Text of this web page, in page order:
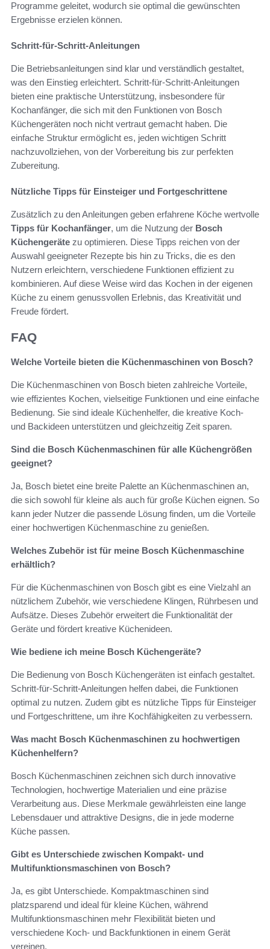
Programme geleitet, wodurch sie optimal die gewünschten
Ergebnisse erzielen können.
Schritt-für-Schritt-Anleitungen
Die Betriebsanleitungen sind klar und verständlich gestaltet,
was den Einstieg erleichtert. Schritt-für-Schritt-Anleitungen
bieten eine praktische Unterstützung, insbesondere für
Kochanfänger, die sich mit den Funktionen von Bosch
Küchengeräten noch nicht vertraut gemacht haben. Die
einfache Struktur ermöglicht es, jeden wichtigen Schritt
nachzuvollziehen, von der Vorbereitung bis zur perfekten
Zubereitung.
Nützliche Tipps für Einsteiger und Fortgeschrittene
Zusätzlich zu den Anleitungen geben erfahrene Köche wertvolle
Tipps für Kochanfänger, um die Nutzung der Bosch
Küchengeräte zu optimieren. Diese Tipps reichen von der
Auswahl geeigneter Rezepte bis hin zu Tricks, die es den
Nutzern erleichtern, verschiedene Funktionen effizient zu
kombinieren. Auf diese Weise wird das Kochen in der eigenen
Küche zu einem genussvollen Erlebnis, das Kreativität und
Freude fördert.
FAQ
Welche Vorteile bieten die Küchenmaschinen von Bosch?
Die Küchenmaschinen von Bosch bieten zahlreiche Vorteile,
wie effizientes Kochen, vielseitige Funktionen und eine einfache
Bedienung. Sie sind ideale Küchenhelfer, die kreative Koch-
und Backideen unterstützen und gleichzeitig Zeit sparen.
Sind die Bosch Küchenmaschinen für alle Küchengrößen
geeignet?
Ja, Bosch bietet eine breite Palette an Küchenmaschinen an,
die sich sowohl für kleine als auch für große Küchen eignen. So
kann jeder Nutzer die passende Lösung finden, um die Vorteile
einer hochwertigen Küchenmaschine zu genießen.
Welches Zubehör ist für meine Bosch Küchenmaschine
erhältlich?
Für die Küchenmaschinen von Bosch gibt es eine Vielzahl an
nützlichem Zubehör, wie verschiedene Klingen, Rührbesen und
Aufsätze. Dieses Zubehör erweitert die Funktionalität der
Geräte und fördert kreative Küchenideen.
Wie bediene ich meine Bosch Küchengeräte?
Die Bedienung von Bosch Küchengeräten ist einfach gestaltet.
Schritt-für-Schritt-Anleitungen helfen dabei, die Funktionen
optimal zu nutzen. Zudem gibt es nützliche Tipps für Einsteiger
und Fortgeschrittene, um ihre Kochfähigkeiten zu verbessern.
Was macht Bosch Küchenmaschinen zu hochwertigen
Küchenhelfern?
Bosch Küchenmaschinen zeichnen sich durch innovative
Technologien, hochwertige Materialien und eine präzise
Verarbeitung aus. Diese Merkmale gewährleisten eine lange
Lebensdauer und attraktive Designs, die in jede moderne
Küche passen.
Gibt es Unterschiede zwischen Kompakt- und
Multifunktionsmaschinen von Bosch?
Ja, es gibt Unterschiede. Kompaktmaschinen sind
platzsparend und ideal für kleine Küchen, während
Multifunktionsmaschinen mehr Flexibilität bieten und
verschiedene Koch- und Backfunktionen in einem Gerät
vereinen.